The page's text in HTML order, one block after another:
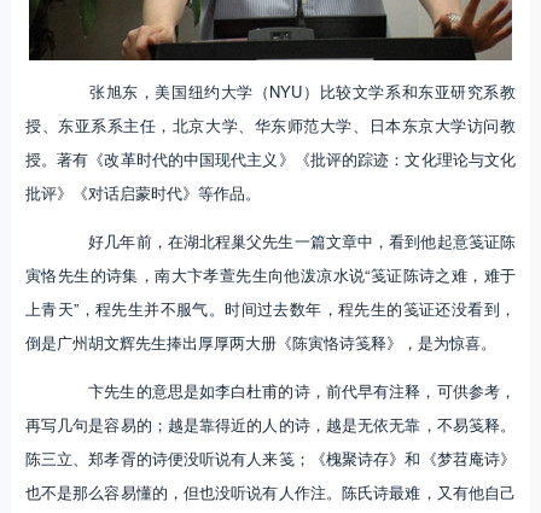
张旭东，美国纽约大学（NYU）比较文学系和东亚研究系教
授、东亚系系主任，北京大学、华东师范大学、日本东京大学访问教
授。著有《改革时代的中国现代主义》《批评的踪迹：文化理论与文化
批评》《对话启蒙时代》等作品。
好几年前，在湖北程巢父先生一篇文章中，看到他起意笺证陈
寅恪先生的诗集，南大卞孝萱先生向他泼凉水说“笺证陈诗之难，难于
上青天”，程先生并不服气。时间过去数年，程先生的笺证还没看到，
倒是广州胡文辉先生捧出厚厚两大册《陈寅恪诗笺释》，是为惊喜。
卞先生的意思是如李白杜甫的诗，前代早有注释，可供参考，
再写几句是容易的；越是靠得近的人的诗，越是无依无靠，不易笺释。
陈三立、郑孝胥的诗便没听说有人来笺；《槐聚诗存》和《梦苕庵诗》
也不是那么容易懂的，但也没听说有人作注。陈氏诗最难，又有他自己